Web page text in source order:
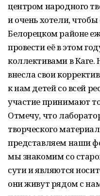
центром народного
и очень хотели,
Белорецком районе
провести её в этом
коллективами в
внесла свои
к нам детей со всей
участие принимают
Отмечу, что
творческого
представляем наши
мы знакомим со
сути и являются
они живут рядом с